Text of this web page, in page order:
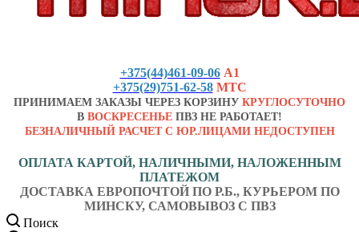
+375(44)461-09-06 А1
+375(29)751-62-58 МТС
ПРИНИМАЕМ ЗАКАЗЫ ЧЕРЕЗ КОРЗИНУ КРУГЛОСУТОЧНО
В ВОСКРЕСЕНЬЕ ПВЗ НЕ РАБОТАЕТ!
БЕЗНАЛИЧНЫЙ РАСЧЕТ С ЮР.ЛИЦАМИ НЕДОСТУПЕН
ОПЛАТА КАРТОЙ, НАЛИЧНЫМИ, НАЛОЖЕННЫМ
ПЛАТЕЖОМ
ДОСТАВКА ЕВРОПОЧТОЙ ПО Р.Б., КУРЬЕРОМ ПО
МИНСКУ, САМОВЫВОЗ С ПВЗ
Поиск